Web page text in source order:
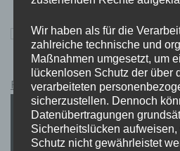
Pokémon Schwert und Schild
Wir haben als für die
zahlreiche technische und
Maßnahmen umgesetzt, um
lückenlosen Schutz der über
verarbeiteten
sicherzustellen. Dennoch
Datenübertragungen
Sicherheitslücken
Schutz nicht gewährleistet